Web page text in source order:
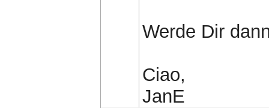
Werde Dir
Ciao,
JanE